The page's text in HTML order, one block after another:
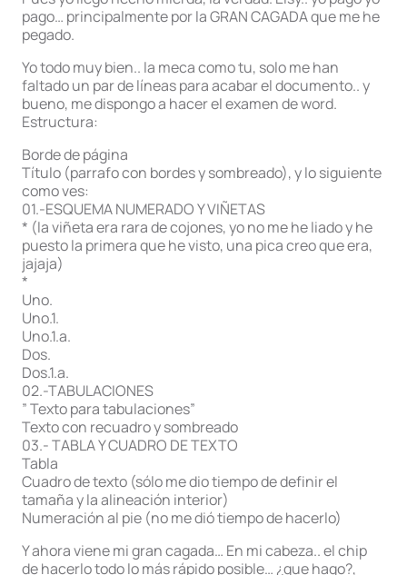
pago… principalmente por la GRAN CAGADA que me he
pegado.
Yo todo muy bien.. la meca como tu, solo me han
faltado un par de líneas para acabar el documento.. y
bueno, me dispongo a hacer el examen de word.
Estructura:
Borde de página
Título (parrafo con bordes y sombreado), y lo siguiente
como ves:
01.-ESQUEMA NUMERADO Y VIÑETAS
* (la viñeta era rara de cojones, yo no me he liado y he
puesto la primera que he visto, una pica creo que era,
jajaja)
*
Uno.
Uno.1.
Uno.1.a.
Dos.
Dos.1.a.
02.-TABULACIONES
” Texto para tabulaciones”
Texto con recuadro y sombreado
03.- TABLA Y CUADRO DE TEXTO
Tabla
Cuadro de texto (sólo me dio tiempo de definir el
tamaña y la alineación interior)
Numeración al pie (no me dió tiempo de hacerlo)
Y ahora viene mi gran cagada… En mi cabeza.. el chip
de hacerlo todo lo más rápido posible… ¿que hago?,